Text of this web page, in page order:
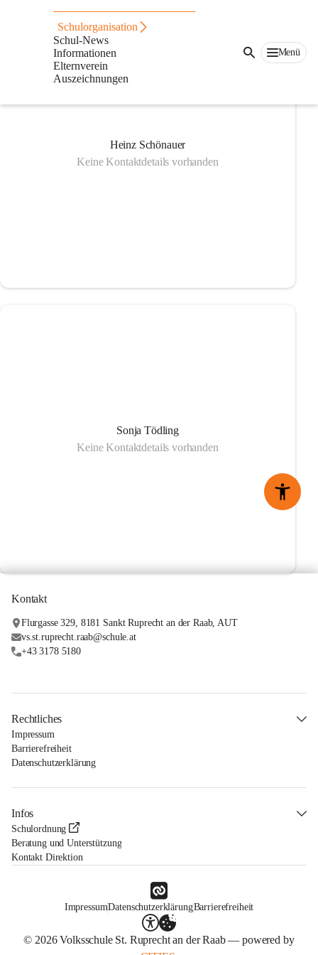
Schulorganisation
Schul-News
Informationen
Elternverein
Auszeichnungen
Menü
Gebäudeverwaltung
Heinz Schönauer
Keine Kontaktdetails vorhanden
Sonja Tödling
Keine Kontaktdetails vorhanden
Kontakt
Flurgasse 329, 8181 Sankt Ruprecht an der Raab, AUT
vs.st.ruprecht.raab@schule.at
+43 3178 5180
Rechtliches
Impressum
Barrierefreiheit
Datenschutzerklärung
Infos
Schulordnung
Beratung und Unterstützung
Kontakt Direktion
ImpressumDatenschutzerklärungBarrierefreiheit
© 2026 Volksschule St. Ruprecht an der Raab — powered by